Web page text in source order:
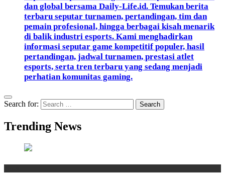
dan global bersama Daily-Life.id. Temukan berita
terbaru seputar turnamen, pertandingan, tim dan
pemain profesional, hingga berbagai kisah menarik
di balik industri esports. Kami menghadirkan
informasi seputar game kompetitif populer, hasil
pertandingan, jadwal turnamen, prestasi atlet
esports, serta tren terbaru yang sedang menjadi
perhatian komunitas gaming.
Search for:
Trending News